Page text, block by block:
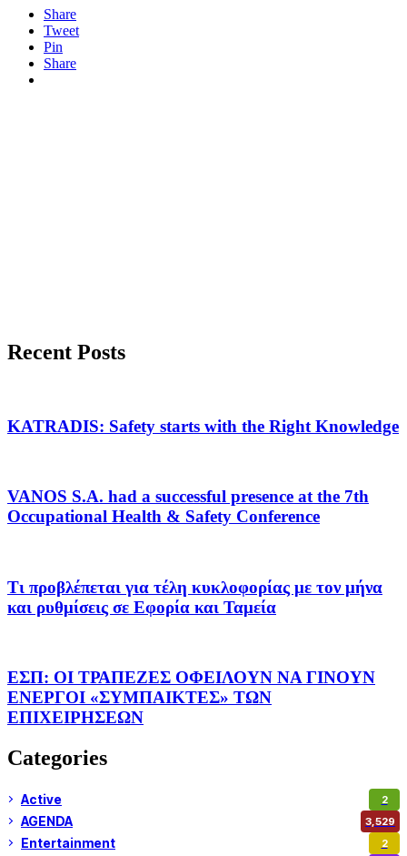
Share
Tweet
Pin
Share
Recent Posts
KATRADIS: Safety starts with the Right Knowledge
VANOS S.A. had a successful presence at the 7th
Occupational Health & Safety Conference
Τι προβλέπεται για τέλη κυκλοφορίας με τον μήνα
και ρυθμίσεις σε Εφορία και Ταμεία
ΕΣΠ: ΟΙ ΤΡΑΠΕΖΕΣ ΟΦΕΙΛΟΥΝ ΝΑ ΓΙΝΟΥΝ
ΕΝΕΡΓΟΙ «ΣΥΜΠΑΙΚΤΕΣ» ΤΩΝ
ΕΠΙΧΕΙΡΗΣΕΩΝ
Categories
Active 2
AGENDA 3,529
Entertainment 2